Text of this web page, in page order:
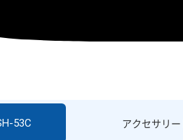
アクセサリー
53C